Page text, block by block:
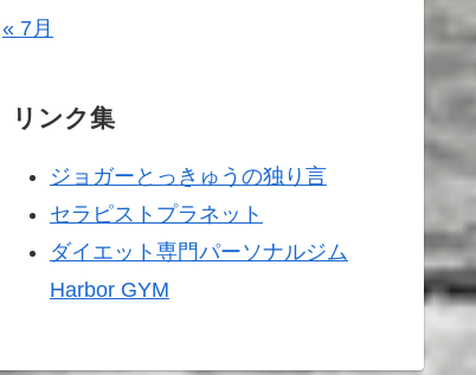
« 7月
リンク集
ジョガーとっきゅうの独り言
セラピストプラネット
ダイエット専門パーソナルジム
Harbor GYM